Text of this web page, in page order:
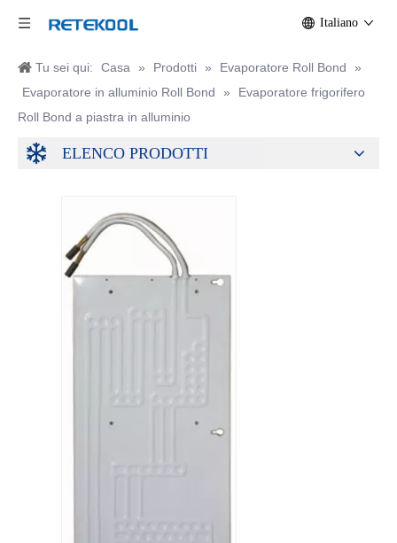
Italiano
Tu sei qui: Casa » Prodotti » Evaporatore Roll Bond
»
Evaporatore in alluminio Roll Bond
»
Evaporatore frigorifero
Roll Bond a piastra in alluminio
ELENCO PRODOTTI